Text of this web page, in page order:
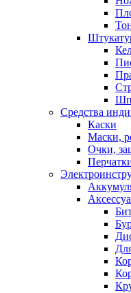
Средства
Каски
Маски,
Очки,